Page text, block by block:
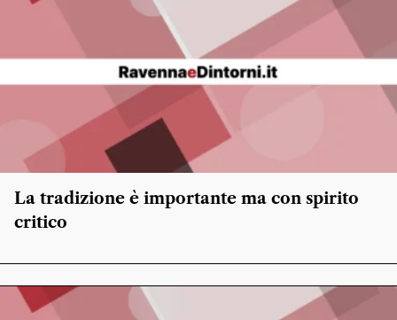
La tradizione è importante ma con spirito
critico